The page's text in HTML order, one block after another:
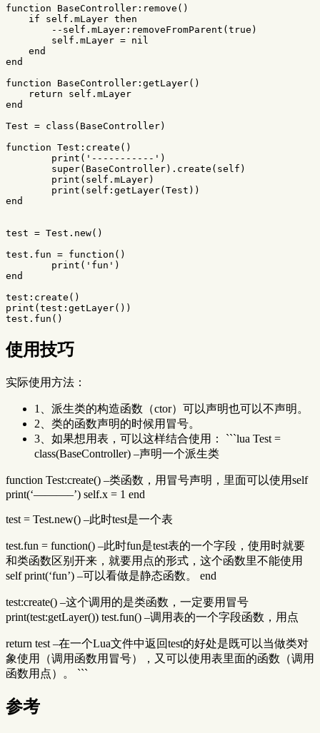
function
BaseController : remove ()
if
self . mLayer then
--self.mLayer:removeFromParent(true)
self . mLayer = nil
end
end
function
BaseController : getLayer()
return
self . mLayer
end
Test = class ( BaseController)
function Test : create ()
print ( '-----------' )
super( BaseController). create ( self )
print ( self . mLayer)
print ( self : getLayer(Test ))
end
test = Test . new()
test . fun = function ()
print ( 'fun' )
end
test : create ()
print (test : getLayer())
test . fun ()
使用技巧
实际使用方法：
1、派生类的构造函数（ctor）可以声明也可以不声明。
2、类的函数声明的时候用冒号。
3、如果想用表，可以这样结合使用： ```lua Test =
class(BaseController) –声明一个派生类
function Test:create() –类函数，用冒号声明，里面可以使用self
print(‘———–’) self.x = 1 end
test = Test.new() –此时test是一个表
test.fun = function() –此时fun是test表的一个字段，使用时就要
和类函数区别开来，就要用点的形式，这个函数里不能使用
self print(‘fun’) –可以看做是静态函数。 end
test:create() –这个调用的是类函数，一定要用冒号
print(test:getLayer()) test.fun() –调用表的一个字段函数，用点
return test –在一个Lua文件中返回test的好处是既可以当做类对
象使用（调用函数用冒号），又可以使用表里面的函数（调用
函数用点）。 ```
参考